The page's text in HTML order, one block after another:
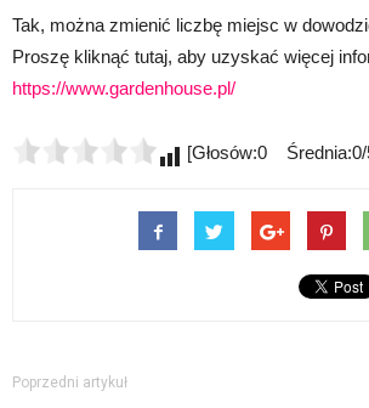
Tak, można zmienić liczbę miejsc w
Proszę kliknąć tutaj, aby uzyskać więcej
https://www.gardenhouse.pl/
[Głosów:0 Średnia:0/
Poprzedni artykuł